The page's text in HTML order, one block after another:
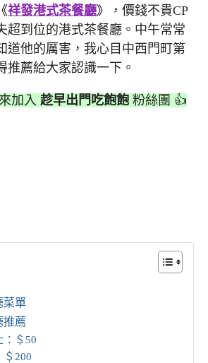
《祥發港式茶餐廳》
，價錢不貴CP
超到位的港式茶餐廳。中午常常
道他的厲害，我心目中西門町第
推薦給大家認識一下。
加入 趁早出門吃飽飽 粉絲團 👍
菜單
推薦
：＄50
＄200